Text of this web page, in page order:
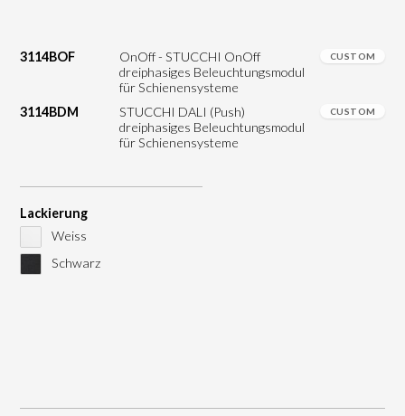
3114BOF
OnOff - STUCCHI OnOff
dreiphasiges Beleuchtungsmodul
für Schienensysteme
CUSTOM
3114BDM
STUCCHI DALI (Push)
dreiphasiges Beleuchtungsmodul
für Schienensysteme
CUSTOM
Lackierung
Weiss
Schwarz